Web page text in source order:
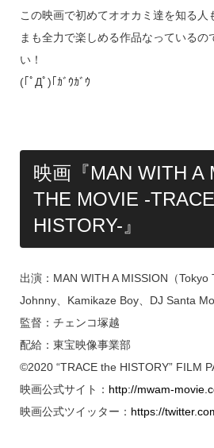
この映画で初めてオオカミ達を知る人
まも全力で楽しめる作品なっているの
い！
(｢ﾟДﾟ)｢ｶﾞｳｶﾞｳ
映画『MAN WITH A
THE MOVIE -
HISTORY-』
出演：MAN WITH A MISSION（Tokyo
Johnny、Kamikaze Boy、DJ Santa
監督：チェンコ塚越
配給：東宝映像事業部
©2020 “TRACE the HISTORY” FILM
映画公式サイト： http://mwam-
映画公式ツイッター： https://